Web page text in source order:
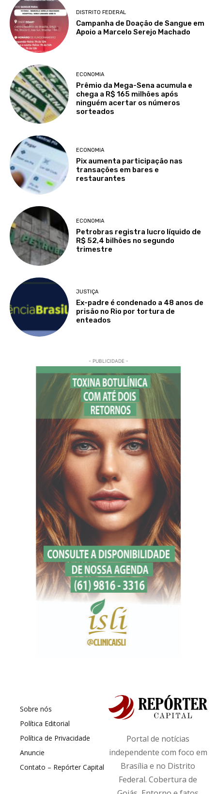
DISTRITO FEDERAL
Campanha de Doação de Sangue em
Apoio a Marcelo Serejo Machado
ECONOMIA
Prêmio da Mega-Sena acumula e
chega a R$ 165 milhões após
ninguém acertar os números
sorteados
ECONOMIA
Pix aumenta participação nas
transações em bares e
restaurantes
ECONOMIA
Petrobras registra lucro líquido de
R$ 52,4 bilhões no segundo
trimestre
JUSTIÇA
Ex-padre é condenado a 48 anos de
prisão no Rio por tortura de
enteados
- PUBLICIDADE -
Sobre nós
Política Editorial
Política de Privacidade
Anuncie
Contato – Repórter Capital
Portal de notícias
independente com foco em
Brasília e no Distrito
Federal. Cobertura de